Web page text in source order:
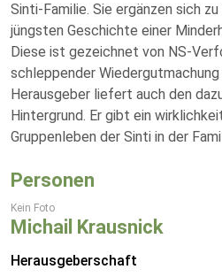
Sinti-Familie. Sie ergänzen sich
jüngsten Geschichte einer
Diese ist gezeichnet von NS-
schleppender
Herausgeber liefert auch den
Hintergrund. Er gibt ein
Gruppenleben der Sinti in der
Personen
Kein Foto
Michail Krausnick
Herausgeberschaft